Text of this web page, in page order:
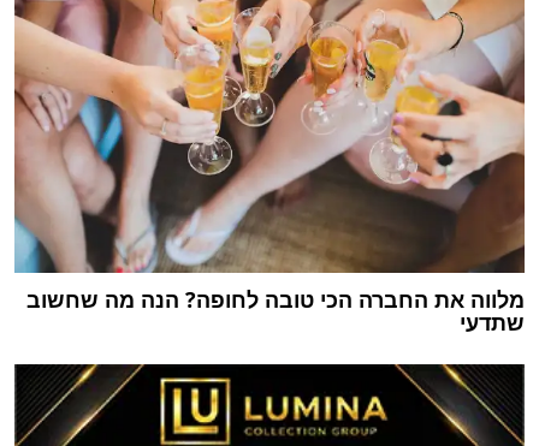
מלווה את החברה הכי טובה לחופה? הנה מה שחשוב
שתדעי